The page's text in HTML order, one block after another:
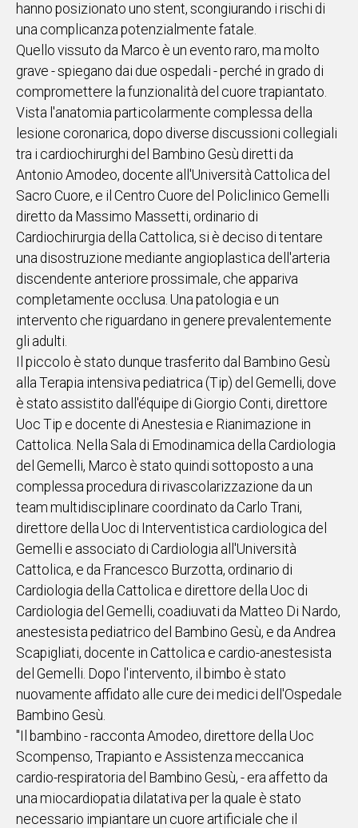
EVENTI
STORIE
VIDEO
UNISCITI
AL CANALE
WHATSAPP
Social
hanno posizionato uno stent, scongiurando i rischi di
una complicanza potenzialmente fatale.
Quello vissuto da Marco è un evento raro, ma molto
grave - spiegano dai due ospedali - perché in grado di
compromettere la funzionalità del cuore trapiantato.
Vista l'anatomia particolarmente complessa della
lesione coronarica, dopo diverse discussioni collegiali
tra i cardiochirurghi del Bambino Gesù diretti da
Antonio Amodeo, docente all'Università Cattolica del
Sacro Cuore, e il Centro Cuore del Policlinico Gemelli
diretto da Massimo Massetti, ordinario di
Cardiochirurgia della Cattolica, si è deciso di tentare
una disostruzione mediante angioplastica dell'arteria
discendente anteriore prossimale, che appariva
completamente occlusa. Una patologia e un
intervento che riguardano in genere prevalentemente
gli adulti.
Il piccolo è stato dunque trasferito dal Bambino Gesù
alla Terapia intensiva pediatrica (Tip) del Gemelli, dove
è stato assistito dall'équipe di Giorgio Conti, direttore
Uoc Tip e docente di Anestesia e Rianimazione in
Cattolica. Nella Sala di Emodinamica della Cardiologia
del Gemelli, Marco è stato quindi sottoposto a una
complessa procedura di rivascolarizzazione da un
team multidisciplinare coordinato da Carlo Trani,
direttore della Uoc di Interventistica cardiologica del
Gemelli e associato di Cardiologia all'Università
Cattolica, e da Francesco Burzotta, ordinario di
Cardiologia della Cattolica e direttore della Uoc di
Cardiologia del Gemelli, coadiuvati da Matteo Di Nardo,
anestesista pediatrico del Bambino Gesù, e da Andrea
Scapigliati, docente in Cattolica e cardio-anestesista
del Gemelli. Dopo l'intervento, il bimbo è stato
nuovamente affidato alle cure dei medici dell'Ospedale
Bambino Gesù.
"Il bambino - racconta Amodeo, direttore della Uoc
Scompenso, Trapianto e Assistenza meccanica
cardio-respiratoria del Bambino Gesù, - era affetto da
una miocardiopatia dilatativa per la quale è stato
necessario impiantare un cuore artificiale che il